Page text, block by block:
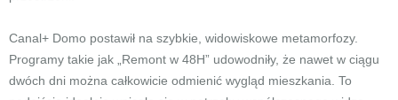
Canal+ Domo postawił na szybkie, widowiskowe metamorfozy.
Programy takie jak „Remont w 48H” udowodniły, że nawet w ciągu
dwóch dni można całkowicie odmienić wygląd mieszkania. To